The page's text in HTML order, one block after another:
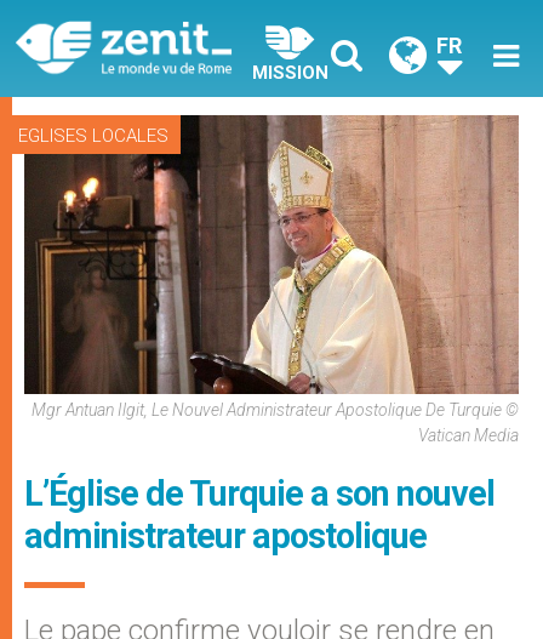
MISSION
FR
EGLISES LOCALES
Mgr Antuan Ilgit, Le Nouvel Administrateur Apostolique De Turquie ©
Vatican Media
L’Église de Turquie a son nouvel
administrateur apostolique
Le pape confirme vouloir se rendre en